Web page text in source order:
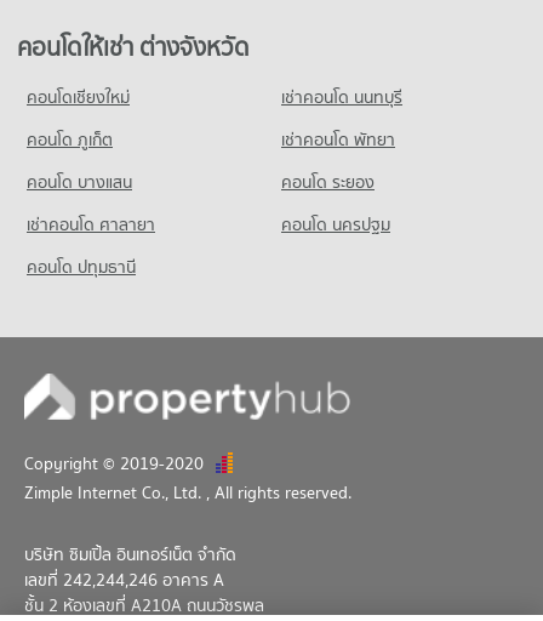
คอนโดให้เช่า ต่างจังหวัด
คอนโดเชียงใหม่
เช่าคอนโด นนทบุรี
คอนโด ภูเก็ต
เช่าคอนโด พัทยา
คอนโด บางแสน
คอนโด ระยอง
เช่าคอนโด ศาลายา
คอนโด นครปฐม
คอนโด ปทุมธานี
Copyright © 2019-2020
Zimple Internet Co., Ltd. , All rights reserved.
บริษัท ซิมเปิ้ล อินเทอร์เน็ต จำกัด
เลขที่ 242,244,246 อาคาร A
ชั้น 2 ห้องเลขที่ A210A ถนนวัชรพล